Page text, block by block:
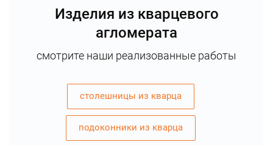
Изделия из кварцевого
агломерата
смотрите наши реализованные работы
столешницы из кварца
подоконники из кварца